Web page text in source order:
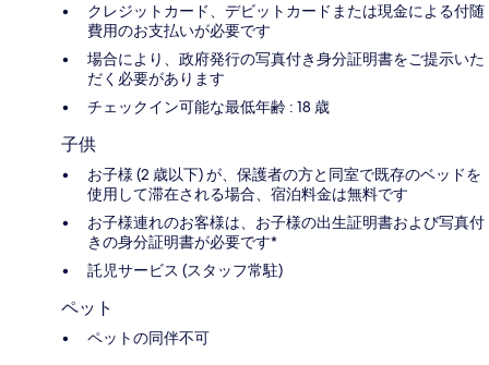
クレジットカード、デビットカードまたは現金による付随
費用のお支払いが必要です
場合により、政府発行の写真付き身分証明書をご提示いた
だく必要があります
チェックイン可能な最低年齢 : 18 歳
子供
お子様 (2 歳以下) が、保護者の方と同室で既存のベッドを
使用して滞在される場合、宿泊料金は無料です
お子様連れのお客様は、お子様の出生証明書および写真付
きの身分証明書が必要です*
託児サービス (スタッフ常駐)
ペット
ペットの同伴不可